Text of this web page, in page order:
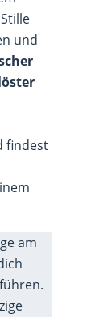
und
findest
am